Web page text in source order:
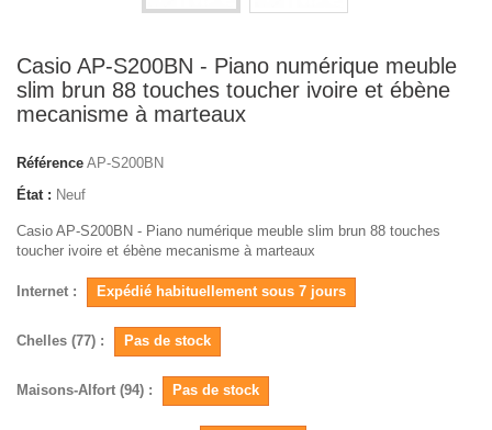
Casio AP-S200BN - Piano numérique meuble
slim brun 88 touches toucher ivoire et ébène
mecanisme à marteaux
Référence AP-S200BN
État : Neuf
Casio AP-S200BN - Piano numérique meuble slim brun 88 touches
toucher ivoire et ébène mecanisme à marteaux
Internet : Expédié habituellement sous 7 jours
Chelles (77) : Pas de stock
Maisons-Alfort (94) : Pas de stock